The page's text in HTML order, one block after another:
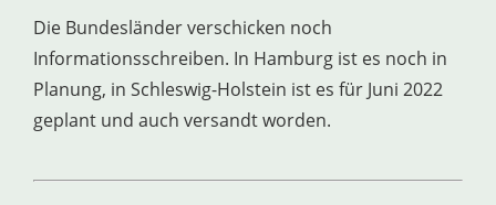
Die Bundesländer verschicken noch
Informationsschreiben. In Hamburg ist es noch in
Planung, in Schleswig-Holstein ist es für Juni 2022
geplant und auch versandt worden.